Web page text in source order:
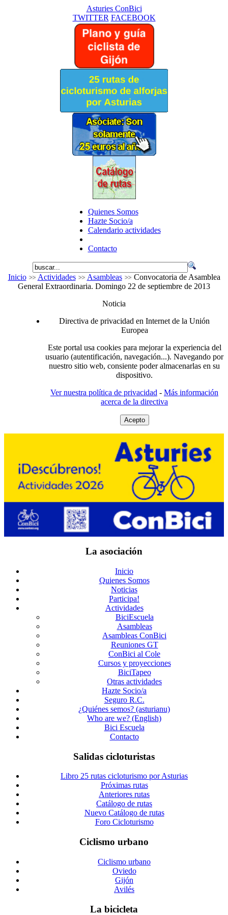
Asturies ConBici
TWITTER FACEBOOK
Quienes Somos
Hazte Socio/a
Calendario actividades
Contacto
Inicio Actividades Asambleas
Convocatoria de Asamblea
General Extraordinaria. Domingo 22 de septiembre de 2013
Noticia
Directiva de privacidad en Internet de la Unión
Europea
Este portal usa cookies para mejorar la experiencia del
usuario (autentificación, navegación...). Navegando por
nuestro sitio web, consiente poder almacenarlas en su
dispositivo.
Ver nuestra política de privacidad - Más información
acerca de la directiva
Acepto
La asociación
Inicio
Quienes Somos
Noticias
Participa!
Actividades
BiciEscuela
Asambleas
Asambleas ConBici
Reuniones GT
ConBici al Cole
Cursos y proyecciones
BiciTapeo
Otras actividades
Hazte Socio/a
Seguro R.C.
¿Quiénes semos? (asturianu)
Who are we? (English)
Bici Escuela
Contacto
Salidas cicloturistas
Libro 25 rutas cicloturismo por Asturias
Próximas rutas
Anteriores rutas
Catálogo de rutas
Nuevo Catálogo de rutas
Foro Cicloturismo
Ciclismo urbano
Ciclismo urbano
Oviedo
Gijón
Avilés
La bicicleta